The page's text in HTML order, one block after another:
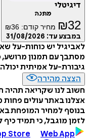
דיגיטלי
מתנה
₪32 מחיר קודם: ₪36
במבצע עד: 31/08/2026
לאביגיל יש כוחות-על
מסתבך עם תמנון מרושע,
גיבורת-על אמיתית
הצצה מהירה
חשוב לנו שקריאה תהיה
אצלנו באתר עולים
בנוסף למחיר המופחת
לזמן מוגבל, כי תמיד
Store Web App